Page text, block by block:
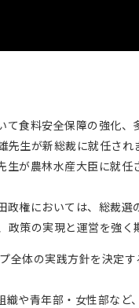
食料安全保障の強化、
生が新総裁に就任され
が農林水産大臣に就任
権においては、総裁選
策の実現と運営を強く
全体の実践方針を決定
や青年部・女性部など